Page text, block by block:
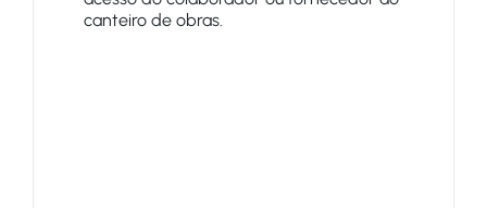
canteiro de obras.